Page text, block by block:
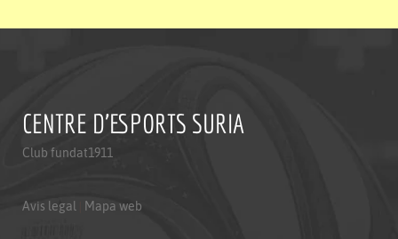
CENTRE D'ESPORTS SURIA
Club fundat1911
Avis legal Mapa web